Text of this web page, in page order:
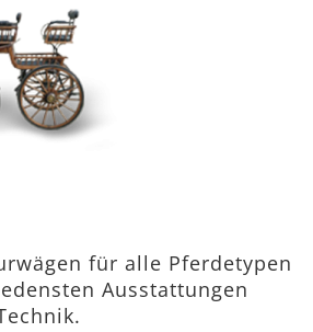
für alle Pferdetypen
Ausstattungen